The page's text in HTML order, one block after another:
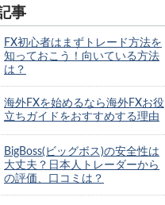
事
FX初心者はまずトレード方法を
知っておこう！向いている方法
は？
海外FXを始めるなら海外FXお役
立ちガイドをおすすめする理由
BigBoss(ビッグボス)の安全性は
大丈夫？日本人トレーダーから
の評価、口コミは？